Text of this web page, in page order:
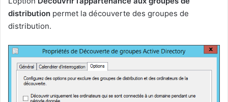
distribution permet la découverte des groupes de
distribution.